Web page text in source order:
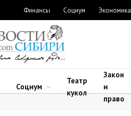
Финансы Социум Экономика
Социум
Театр
кукол
Закон
и
право